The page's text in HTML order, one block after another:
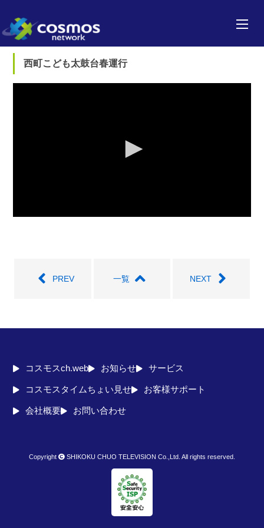
西町こども太鼓台春運行
PREV 一覧 NEXT
コスモスch.web お知らせ サービス
コスモスタイムちょい見せ お客様サポート
会社概要 お問い合わせ
Copyright SHIKOKU CHUO TELEVISION Co.,Ltd. All rights reserved.